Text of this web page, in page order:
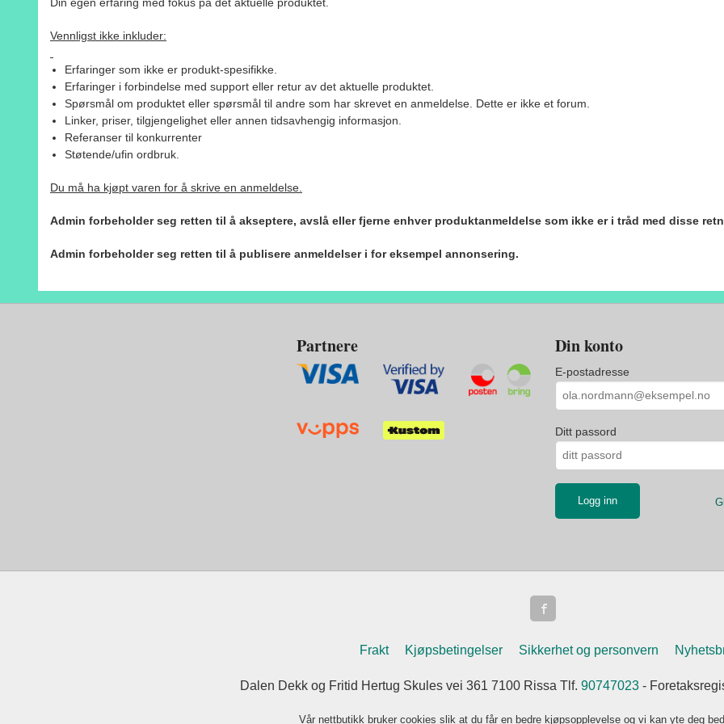
Vennligst ikke inkluder:
Erfaringer som ikke er produkt-spesifikke.
Erfaringer i forbindelse med support eller retur av det aktuelle produktet.
Spørsmål om produktet eller spørsmål til andre som har skrevet en anmeldelse. Dette er ikke et forum.
Linker, priser, tilgjengelighet eller annen tidsavhengig informasjon.
Referanser til konkurrenter
Støtende/ufin ordbruk.
Du må ha kjøpt varen for å skrive en anmeldelse.
Admin forbeholder seg retten til å akseptere, avslå eller fjerne enhver produktanmeldelse som ikke er i tråd med disse
Admin forbeholder seg retten til å publisere anmeldelser i for eksempel annonsering.
Partnere Din konto
E-postadresse
Ditt passord
Frakt Kjøpsbetingelser Sikkerhet og personvern
Dalen Dekk og Fritid Hertug Skules vei 361 7100 Rissa Tlf. 90747023 -
Vår nettbutikk bruker cookies slik at du får en bedre kjøpsopplevelse og vi kan yte deg